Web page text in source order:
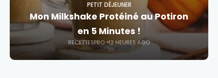
PETIT DÉJEUNER
Mon Milkshake Protéiné au Potiron
en 5 Minutes !
RECETTESPRO 12 HEURES AGO